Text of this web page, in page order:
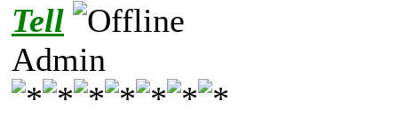
Tell
Admin